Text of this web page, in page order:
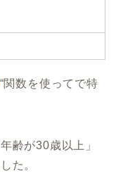
“関数を使ってで特
齢が30歳以上」
た。